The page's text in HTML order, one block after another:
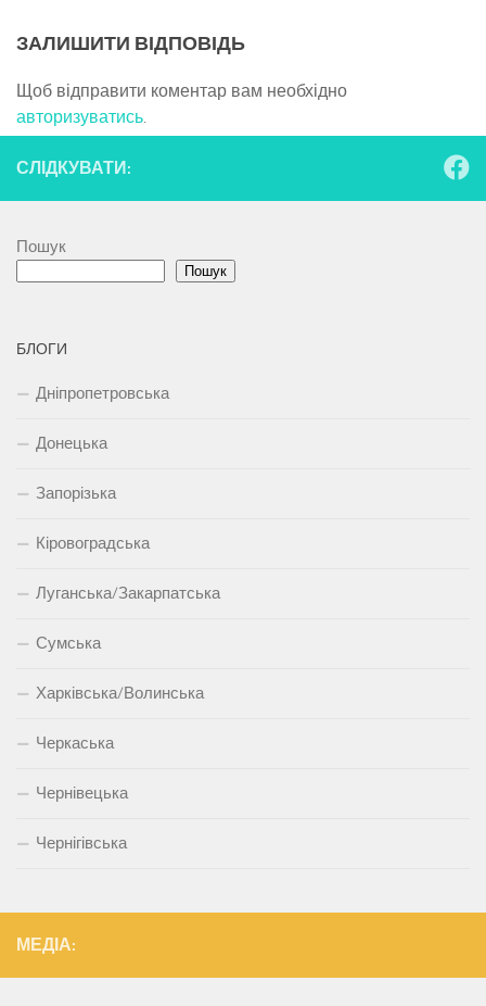
ЗАЛИШИТИ ВІДПОВІДЬ
Щоб відправити коментар вам необхідно
авторизуватись.
СЛІДКУВАТИ:
Пошук
Пошук
БЛОГИ
Дніпропетровська
Донецька
Запорізька
Кіровоградська
Луганська/Закарпатська
Сумська
Харківська/Волинська
Черкаська
Чернівецька
Чернігівська
МЕДІА: